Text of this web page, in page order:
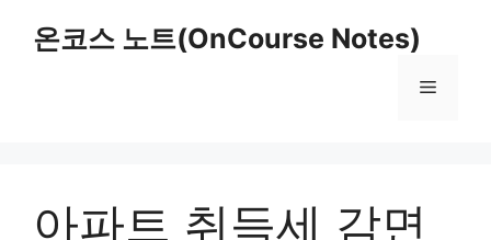
온코스 노트(OnCourse Notes)
Menu
아파트 취득세 감면